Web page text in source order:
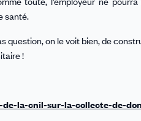
santé.
question, on le voit bien, de
!
la-cnil-sur-la-collecte-de-